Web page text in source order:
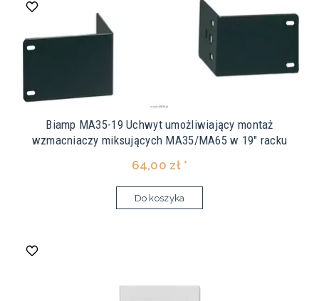
Biamp MA35-19 Uchwyt umożliwiający montaż
wzmacniaczy miksujących MA35/MA65 w 19" racku
64,00 zł *
Do koszyka